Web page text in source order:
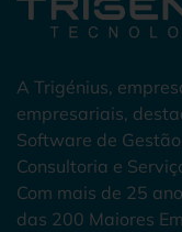
A Trigénius,
empresariais,
Software de
Consultoria e
Com mais de 25
das 200 Maiores